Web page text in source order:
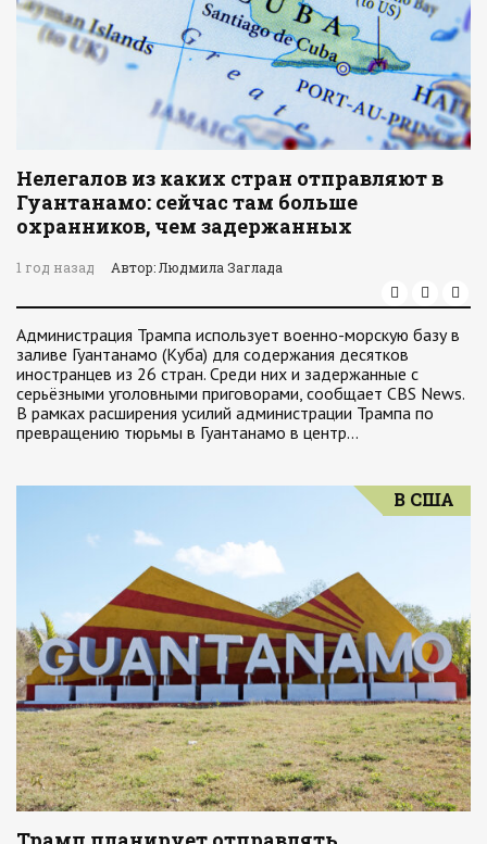
Нелегалов из каких стран отправляют в
Гуантанамо: сейчас там больше
охранников, чем задержанных
1 год назад Автор: Людмила Заглада
Администрация Трампа использует военно-морскую базу в
заливе Гуантанамо (Куба) для содержания десятков
иностранцев из 26 стран. Среди них и задержанные с
серьёзными уголовными приговорами, сообщает CBS News.
В рамках расширения усилий администрации Трампа по
превращению тюрьмы в Гуантанамо в центр…
В США